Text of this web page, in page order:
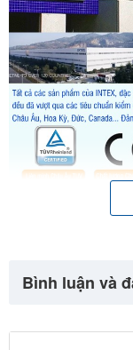
Bình luận và